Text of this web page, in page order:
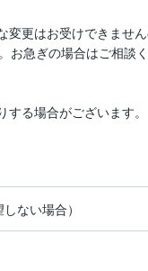
更はお受けできません
急ぎの場合はご相談く
ない場合）